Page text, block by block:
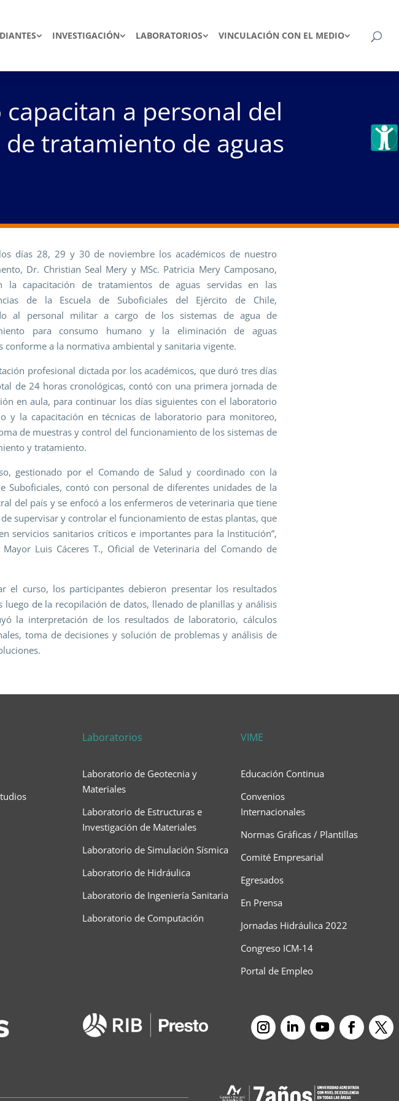
INVESTIGACIÓN LABORATORIOS VINCULACIÓN CON EL MEDIO
a personal del
tratamiento de aguas
días 28, 29 y 30 de noviembre los académicos de nuestro
Dr. Christian Seal Mery y MSc. Patricia Mery Camposano,
la capacitación de tratamientos de aguas servidas en las
de la Escuela de Suboficiales del Ejército de Chile,
al personal militar a cargo de los sistemas de agua de
para consumo humano y la eliminación de aguas
conforme a la normativa ambiental y sanitaria vigente.
profesional dictada por los académicos, que duró tres días
de 24 horas cronológicas, contó con una primera jornada de
en aula, para continuar los días siguientes con el laboratorio
y la capacitación en técnicas de laboratorio para monitoreo,
de muestras y control del funcionamiento de los sistemas de
y tratamiento.
gestionado por el Comando de Salud y coordinado con la
Suboficiales, contó con personal de diferentes unidades de la
del país y se enfocó a los enfermeros de veterinaria que tiene
supervisar y controlar el funcionamiento de estas plantas, que
servicios sanitarios críticos e importantes para la Institución”,
Luis Cáceres T., Oficial de Veterinaria del Comando de
el curso, los participantes debieron presentar los resultados
luego de la recopilación de datos, llenado de planillas y análisis
la interpretación de los resultados de laboratorio, cálculos
toma de decisiones y solución de problemas y análisis de
Laboratorios
Laboratorio de Geotecnia y
Materiales
Laboratorio de Estructuras e
Investigación de Materiales
Laboratorio de Simulación Sísmica
Laboratorio de Hidráulica
Laboratorio de Ingeniería Sanitaria
Laboratorio de Computación
VIME
Educación Continua
Convenios
Internacionales
Normas Gráficas / Plantillas
Comité Empresarial
Egresados
En Prensa
Jornadas Hidráulica 2022
Congreso ICM-14
Portal de Empleo